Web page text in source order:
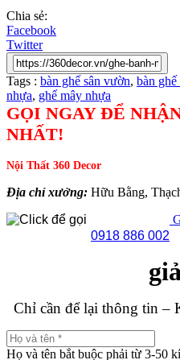
Chia sẻ:
Facebook
Twitter
Tags : bàn ghế sân vườn, bàn
nhựa, ghế mây nhựa
GỌI NGAY ĐỂ
NHẤT!
Nội Thất 360 Decor
Địa chỉ xưởng: Hữu Bằng,
0918 886 002
Chỉ cần để lại thông tin –
Họ và tên bắt buộc phải từ 3-50